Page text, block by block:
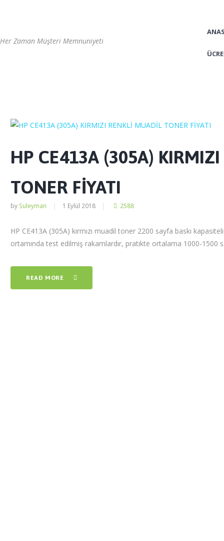
Her Zaman Müşteri Memnuniyeti
HP CE413A (305A)
TONER FİYATI
by Suleyman 1 Eylül 2018 2588
HP CE413A (305A) kırmızı muadil toner 2200 sayfa baskı
ortamında test edilmiş rakamlardır, pratikte ortalama 1000-1500
READ MORE